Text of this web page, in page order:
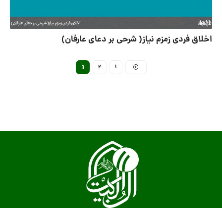
اخلاق فردی زمزم نیاز( شرحی بر دعای عارفان)
1
2
3